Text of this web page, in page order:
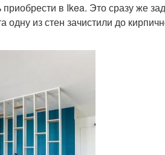
в Ikea. Это сразу же
из стен зачистили до